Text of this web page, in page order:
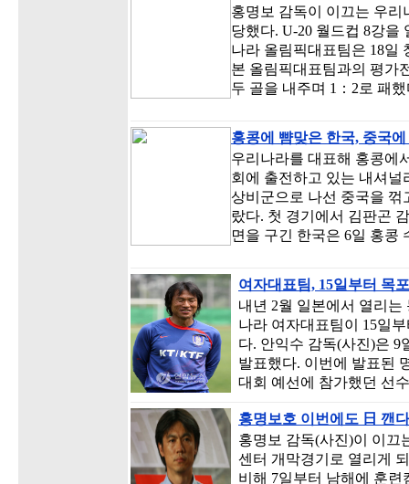
홍명보 감독이 이끄는 우
당했다. U-20 월드컵 8강을
나라 올림픽대표팀은 18일
본 올림픽대표팀과의 평가
두 골을 내주며 1：2로 패
홍콩에 뺨맞은 한국, 중국
우리나라를 대표해 홍콩에
회에 출전하고 있는 내셔
상비군으로 나선 중국을 꺾
랐다. 첫 경기에서 김판곤
면을 구긴 한국은 6일 홍
여자대표팀, 15일부터 목
내년 2월 일본에서 열리
나라 여자대표팀이 15일
다. 안익수 감독(사진)은 9
발표했다. 이번에 발표된
대회 예선에 참가했던 선
홍명보호 이번에도 日 깬
홍명보 감독(사진)이 이끄
센터 개막경기로 열리게
비해 7일부터 남해에 훈